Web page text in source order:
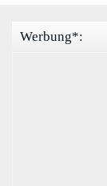
Werbung*: